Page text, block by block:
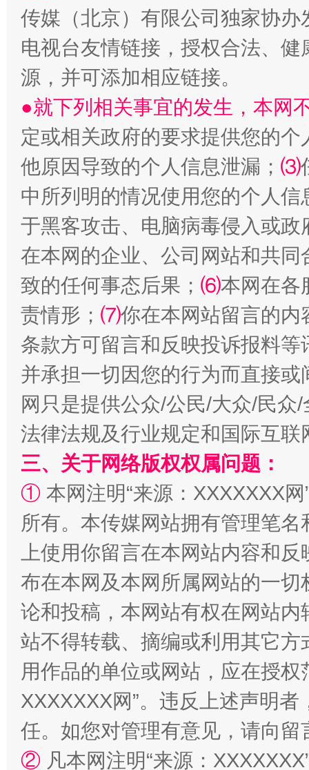
阿坝州三大球赛在茂县开幕 规模
国家大学科技园优化重塑工作
“蜀中异人”王建安的艺术幻境
传媒（北京）有限公司独家协
电视台友情链接，授权合法、
源，并可添加相应链接。
●就下列相关事宜的发生，本网
定或相关政府的要求提供您的个
他原因导致的个人信息泄漏； ⑶
中所列明的情况使用您的个人
于黑客攻击、电脑病毒侵入或
在本网的企业、公司网站和共
致的任何事态后果； ⑹本网在各
责情形； ⑺你在本网站留言的内
条款方可留言和反映投诉报料
并承担一切因您的行为而直接
网只是提供公众/公民/大众/民
法律法规及行业规定和国际互
三、关于网络版权权属问题：
① 本网注明“来源：XXXXXXX
所有。本传媒网站拥有管理笔
上使用你留言在本网站内容和
布在本网及本网所属网站的一
论和投稿，本网站有权在网站
站不得转载、摘编或利用其它
用作品的单位或网站，应在授
XXXXXXX网”。违反上述声明
任。如您对管理有意见，请向
② 凡本网注明“来源：